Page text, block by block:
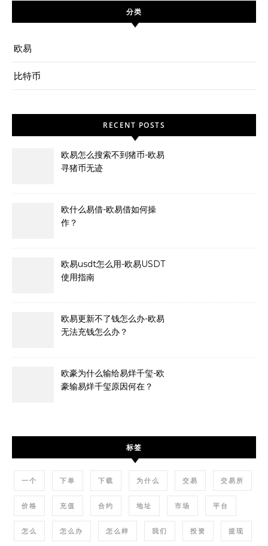
分类
欧易
比特币
RECENT POSTS
欧易怎么搜索不到猪币-欧易
寻猪币无迹
欧什么易借-欧易借如何操
作？
欧易usdt怎么用-欧易USDT
使用指南
欧易更新不了钱怎么办-欧易
无法充钱怎么办？
欧豪为什么输给易烊千玺-欧
豪输易烊千玺原因何在？
标签
一个 下单 下载 为什么 交易 交易所
价格 充值 合约 地址 市场 平台
怎么 怎么办 怎么样 我们 投资 提现